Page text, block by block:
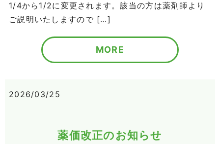
1/4から1/2に変更されます。該当の方は薬剤師より
ご説明いたしますので […]
MORE
2026/03/25
薬価改正のお知らせ